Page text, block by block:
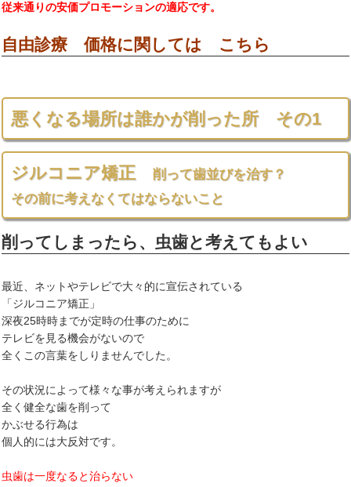
従来通りの安価プロモーションの適応です。
自由診療 価格に関しては こちら
悪くなる場所は誰かが削った所 その1
ジルコニア矯正
削って歯並びを治す？
その前に考えなくてはならないこと
削ってしまったら、虫歯と考えてもよい
最近、ネットやテレビで大々的に宣伝されている
「ジルコニア矯正」
深夜25時時までが定時の仕事のために
テレビを見る機会がないので
全くこの言葉をしりませんでした。
その状況によって様々な事が考えられますが
全く健全な歯を削って
かぶせる行為は
個人的には大反対です。
虫歯は一度なると治らない